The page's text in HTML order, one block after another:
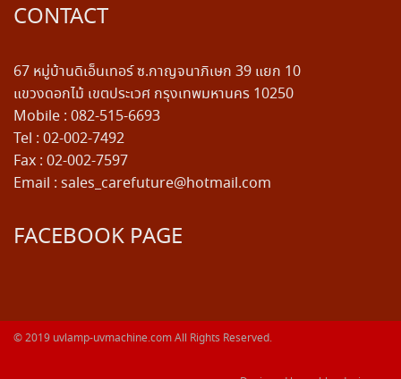
CONTACT
67 หมู่บ้านดิเอ็นเทอร์ ซ.กาญจนาภิเษก 39 แยก 10
แขวงดอกไม้ เขตประเวศ กรุงเทพมหานคร 10250
Mobile : 082-515-6693
Tel : 02-002-7492
Fax : 02-002-7597
Email : sales_carefuture@hotmail.com
FACEBOOK PAGE
© 2019 uvlamp-uvmachine.comAll Rights Reserved.